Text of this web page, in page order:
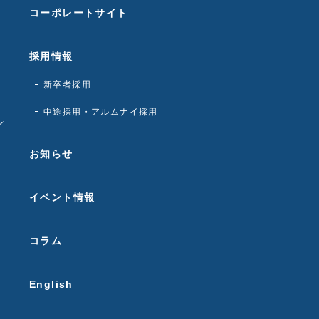
コーポレートサイト
採用情報
新卒者採用
中途採用・アルムナイ採用
お知らせ
イベント情報
コラム
English